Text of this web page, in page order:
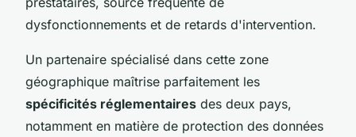
dysfonctionnements et de retards d'intervention.
Un partenaire spécialisé dans cette zone
géographique maîtrise parfaitement les
spécificités réglementaires des deux pays,
notamment en matière de protection des données